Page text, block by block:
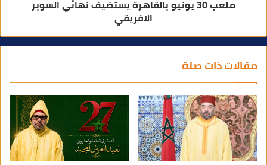
ملعب 30 يونيو بالقاهرة يستضيف نهائي السوبر
الافريقي
مقالات ذات صلة